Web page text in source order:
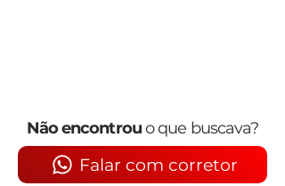
Não encontrouo que buscava?
Falar com corretor